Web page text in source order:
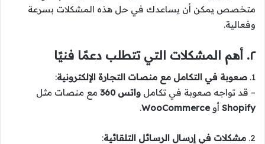
متخصص يمكن أن يساعدك في حل هذه المشكلات بسرعة
وفعالية.
٢. أهم المشكلات التي تتطلب دعمًا فنيًا
1. صعوبة في التكامل مع منصات التجارة الإلكترونية:
– قد تواجه صعوبة في تكامل واتس 360
مع منصات مثل
Shopify أوWooCommerce
.
2. مشكلات في إرسال الرسائل التلقائية: